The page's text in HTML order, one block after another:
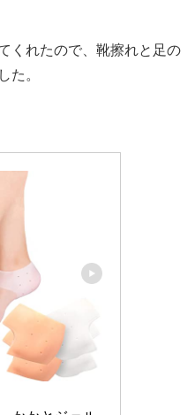
くれたので、靴擦れと足の
た。